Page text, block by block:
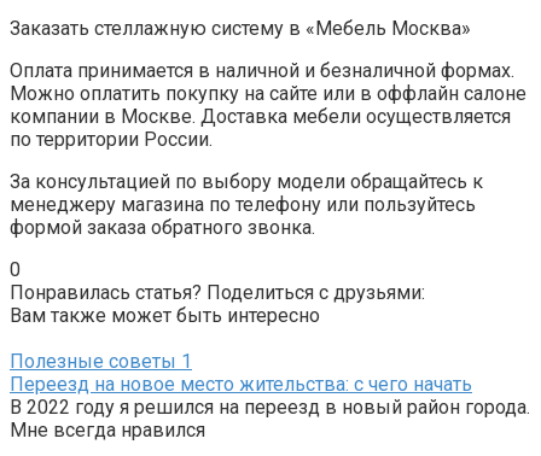
Заказать стеллажную систему в «Мебель Москва»
Оплата принимается в наличной и безналичной формах.
Можно оплатить покупку на сайте или в оффлайн салоне
компании в Москве. Доставка мебели осуществляется
по территории России.
За консультацией по выбору модели обращайтесь к
менеджеру магазина по телефону или пользуйтесь
формой заказа обратного звонка.
0
Понравилась статья? Поделиться с друзьями:
Вам также может быть интересно
Полезные советы 1
Переезд на новое место жительства: с чего начать
В 2022 году я решился на переезд в новый район города.
Мне всегда нравился